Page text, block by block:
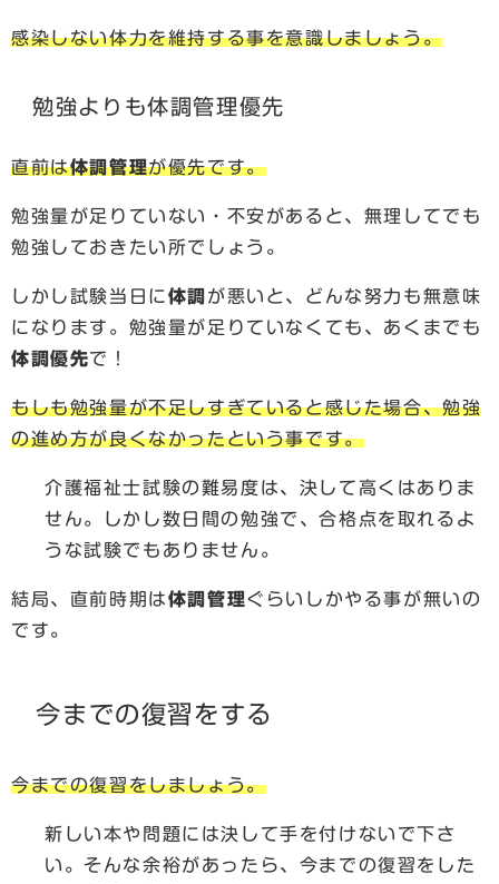
感染しない体力を維持する事を意識しましょう。
勉強よりも体調管理優先
直前は体調管理が優先です。
勉強量が足りていない・不安があると、無理してでも
勉強しておきたい所でしょう。
しかし試験当日に体調 が悪いと、どんな努力も無意味
になります。勉強量が足りていなくても、あくまでも
体調優先で！
もしも勉強量が不足しすぎていると感じた場合、勉強
の進め方が良くなかったという事です。
介護福祉士試験の難易度は、決して高くはありま
せん。しかし数日間の勉強で、合格点を取れるよ
うな試験でもありません。
結局、直前時期は体調管理ぐらいしかやる事が無いの
です。
今までの復習をする
今までの復習をしましょう。
新しい本や問題には決して手を付けないで下さ
い。そんな余裕があったら、今までの復習をした